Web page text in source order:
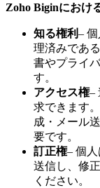
Zoho Biginにおけ
知る権利–
理済みであ
書やプライ
す。
アクセス権–
求できます
成・メール
要です。
訂正権– 個
送信し、修
ください。